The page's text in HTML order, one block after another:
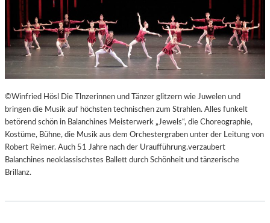
©Winfried Hösl Die Tlnzerinnen und Tänzer glitzern wie Juwelen und
bringen die Musik auf höchsten technischen zum Strahlen. Alles funkelt
betörend schön in Balanchines Meisterwerk „Jewels“, die Choreographie,
Kostüme, Bühne, die Musik aus dem Orchestergraben unter der Leitung von
Robert Reimer. Auch 51 Jahre nach der Uraufführung.verzaubert
Balanchines neoklassischstes Ballett durch Schönheit und tänzerische
Brillanz.